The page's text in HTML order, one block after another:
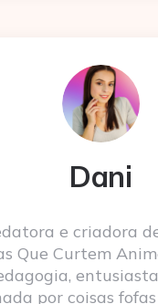
Dani
e criadora
Que Curtem
por coisas